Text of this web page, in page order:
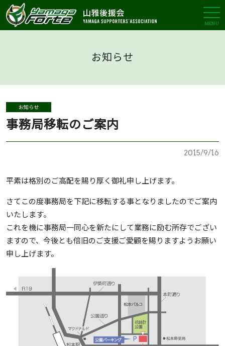
MENU
お知らせ
お知らせ
事務局移転のご案内
2015/9/16
平素は格別のご高配を賜り厚く御礼申し上げます。
さてこの度事務局を下記に移転する事となりましたのでご案内
いたします。
これを機に事務局一同心を新たにして業務に励む所存でござい
ますので、今後とも倍旧のご支援ご愛顧を賜りますようお願い
申し上げます。